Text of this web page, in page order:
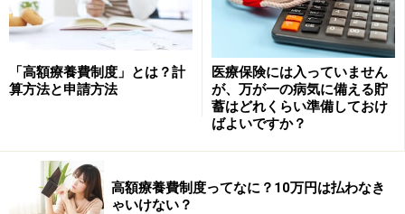
料は高くなりますが、早めに支払うとトータルで支払う
保険料は逆に少なくなります。
定期医療保険（歳満了）は定められた年齢
定期医療保険は、終身と違って保障期間に限りがあり、
期間の定め方に2つのタイプがあります。1つは60歳まで
「高額療養費制度」とは？計
算方法と申請方法
医療保険には入っていません
が、万が一の病気に備える貯
蓄はどれくらい準備しておけ
ばよいですか？
高額療養費制度ってなに？10万円は払わなき
ゃいけない？